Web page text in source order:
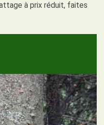
à prix réduit, faites